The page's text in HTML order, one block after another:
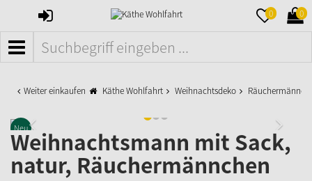
ANMELDEN 0 0
MENÜ
Weiter einkaufen Käthe Wohlfahrt Weihnachtsdeko Räuchermänner
Neu
Weihnachtsmann mit Sack,
natur, Räuchermännchen